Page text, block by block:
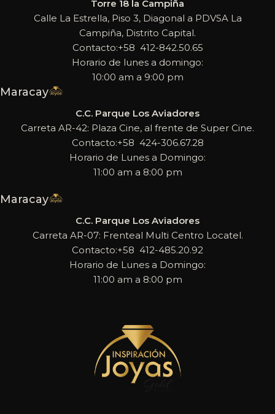
Torre 18 la Campiña
Calle La Estrella, Piso 3, Diagonal a PDVSA La
Campiña, Distrito Capital.
Contacto:+58 412-842.50.65
Horario de lunes a domingo:
10:00 am a 9:00 pm
Maracay
C.C. Parque Los Aviadores
Carreta AR-42: Plaza Cine, al frente de Super Cine.
Contacto:+58 424-306.67.28
Horario de Lunes a Domingo:
11:00 am a 8:00 pm
Maracay
C.C. Parque Los Aviadores
Carreta AR-07: Frenteal Multi Centro Locatel.
Contacto:+58 412-485.20.92
Horario de Lunes a Domingo:
11:00 am a 8:00 pm